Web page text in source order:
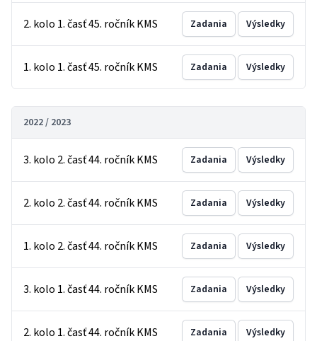
2. kolo 1. časť 45. ročník KMS Zadania Výsledky
1. kolo 1. časť 45. ročník KMS Zadania Výsledky
2022 / 2023
3. kolo 2. časť 44. ročník KMS Zadania Výsledky
2. kolo 2. časť 44. ročník KMS Zadania Výsledky
1. kolo 2. časť 44. ročník KMS Zadania Výsledky
3. kolo 1. časť 44. ročník KMS Zadania Výsledky
2. kolo 1. časť 44. ročník KMS Zadania Výsledky